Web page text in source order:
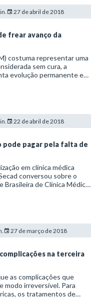
Médica.
27 de abril de 2018
frear avanço da
costuma representar uma
sem cura, a
evolução permanente e
Universidade
da enfermidade.
22 de abril de 2018
pode pagar pela falta de
em clínica médica
conversou sobre o
Brasileira de Clínica Médica
constante de clínicos.
27 de março de 2018
na terceira
as complicações que
modo irreversível. Para
os tratamentos de